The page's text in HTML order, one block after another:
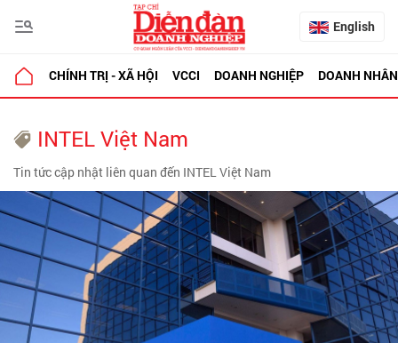
English
CHÍNH TRỊ - XÃ HỘI VCCI DOANH NGHIỆP DOANH NHÂN
INTEL Việt Nam
Tin tức cập nhật liên quan đến INTEL Việt Nam